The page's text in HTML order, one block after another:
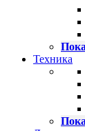
Техника